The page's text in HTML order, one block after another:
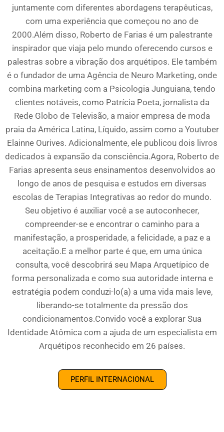
juntamente com diferentes abordagens terapêuticas,
com uma experiência que começou no ano de
2000.Além disso, Roberto de Farias é um palestrante
inspirador que viaja pelo mundo oferecendo cursos e
palestras sobre a vibração dos arquétipos. Ele também
é o fundador de uma Agência de Neuro Marketing, onde
combina marketing com a Psicologia Junguiana, tendo
clientes notáveis, como Patrícia Poeta, jornalista da
Rede Globo de Televisão, a maior empresa de moda
praia da América Latina, Líquido, assim como a Youtuber
Elainne Ourives. Adicionalmente, ele publicou dois livros
dedicados à expansão da consciência.Agora, Roberto de
Farias apresenta seus ensinamentos desenvolvidos ao
longo de anos de pesquisa e estudos em diversas
escolas de Terapias Integrativas ao redor do mundo.
Seu objetivo é auxiliar você a se autoconhecer,
compreender-se e encontrar o caminho para a
manifestação, a prosperidade, a felicidade, a paz e a
aceitação.E a melhor parte é que, em uma única
consulta, você descobrirá seu Mapa Arquetípico de
forma personalizada e como sua autoridade interna e
estratégia podem conduzi-lo(a) a uma vida mais leve,
liberando-se totalmente da pressão dos
condicionamentos.Convido você a explorar Sua
Identidade Atômica com a ajuda de um especialista em
Arquétipos reconhecido em 26 países.
PERFIL INTERNACIONAL